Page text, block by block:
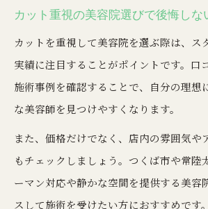
美容院のサービス内容を事前
カット重視の美容院選びで後悔しな
カットを重視して美容院を選ぶ際は、ス
実績に注目することがポイントです。口
施術事例を確認することで、自分の理想
な美容師を見つけやすくなります。
また、価格だけでなく、店内の雰囲気や
もチェックしましょう。つくば市や常陸
ーマン対応や静かな空間を提供する美容
スして施術を受けたい方におすすめです